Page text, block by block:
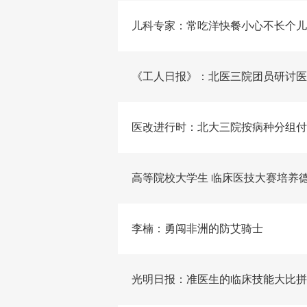
儿科专家：常吃洋快餐小心不长个儿
《工人日报》：北医三院团员研讨
医改进行时：北大三院按病种分组
高等院校大学生 临床医技大赛培养
李楠：勇闯非洲的防艾骑士
光明日报：准医生的临床技能大比